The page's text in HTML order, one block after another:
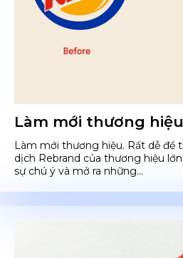
Làm mới thương hiệu
Làm mới thương hiệu. Rất dễ để
dịch Rebrand của thương hiệu
sự chú ý và mở ra những...